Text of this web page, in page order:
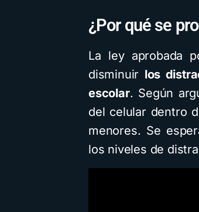
¿Por qué se
La ley aprobada
disminuir los
escolar. Según
del celular dentro
menores. Se
los niveles de